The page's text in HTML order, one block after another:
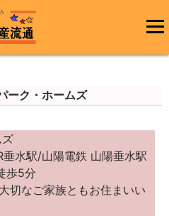
メインメ
ーク・ホームズ
水駅/山陽電鉄 山陽垂水駅
歩5分
切なご家族ともお住まいい